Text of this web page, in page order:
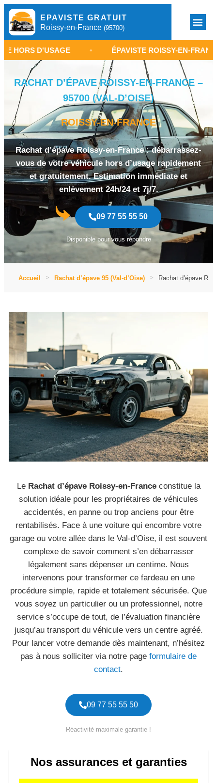
EPAVISTE GRATUIT
Roissy-en-France (95700)
D'USAGE • ÉPAVISTE ROISSY-EN-FRANCE 95700
RACHAT D’ÉPAVE ROISSY-EN-FRANCE –
95700 (VAL-D’OISE)
ROISSY-EN-FRANCE
Rachat d’épave Roissy-en-France : débarrassez-
vous de votre véhicule hors d’usage rapidement
et gratuitement. Estimation immédiate et
enlèvement 24h/24 et 7j/7.
09 77 55 55 50
Disponible pour vous répondre
Accueil Rachat d’épave 95 (Val-d’Oise) Rachat d’épave
Le Rachat d’épave Roissy-en-Franceconstitue la
solution idéale pour les propriétaires de véhicules
accidentés, en panne ou trop anciens pour être
rentabilisés. Face à une voiture qui encombre votre
garage ou votre allée dans le Val-d’Oise, il est souvent
complexe de savoir comment s’en débarrasser
légalement sans dépenser un centime. Nous
intervenons pour transformer ce fardeau en une
procédure simple, rapide et totalement sécurisée. Que
vous soyez un particulier ou un professionnel, notre
service s’occupe de tout, de l’évaluation financière
jusqu’au transport du véhicule vers un centre agréé.
Pour lancer votre demande dès maintenant, n’hésitez
pas à nous solliciter via notre page formulaire de
contact.
09 77 55 55 50
Réactivité maximale garantie !
Nos assurances et garanties